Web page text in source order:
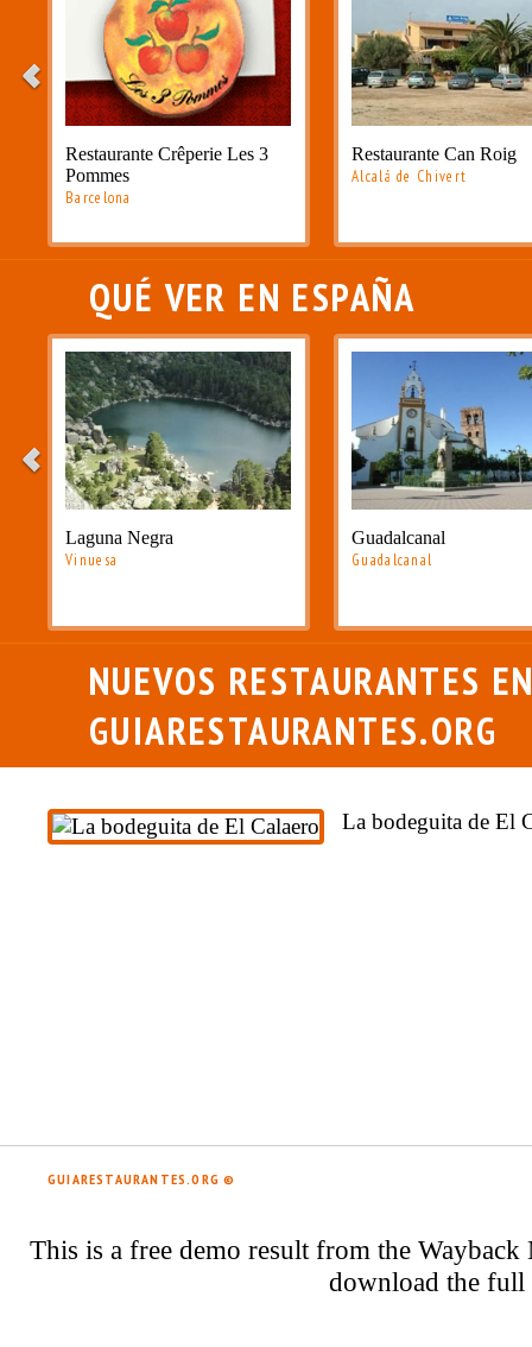
Restaurante Crêperie Les 3
Pommes
Barcelona
Restaurante Can Roig
Alcalá de Chivert
QUÉ VER EN ESPAÑA
Laguna Negra
Vinuesa
Guadalcanal
Guadalcanal
NUEVOS RESTAURANTES
GUIARESTAURANTES.ORG
La bodeguita de El
GUIARESTAURANTES.ORG ©
This is a free demo result from the
download the full